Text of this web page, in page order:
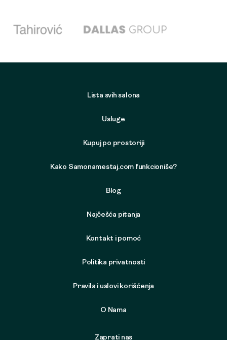
Lista svih salona
Usluge
Kupuj po prostoriji
Kako Samonamestaj.com funkcioniše?
Blog
Najčešća pitanja
Kontakt i pomoć
Politika privatnosti
Pravila i uslovi korišćenja
O Nama
Zaprati nas